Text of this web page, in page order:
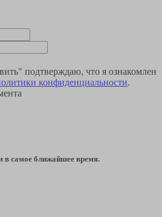
подтверждаю, что я ознакомлен
конфиденциальности.
в самое ближайшее время.